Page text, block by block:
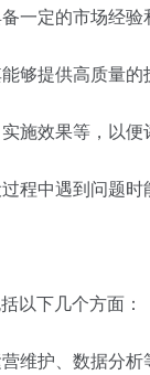
一定的市场经验
够提供高质量的
效果等，以便
程中遇到问题时
以下几个方面：
维护、数据分